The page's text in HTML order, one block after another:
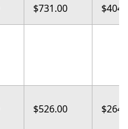
$731.00
$526.00